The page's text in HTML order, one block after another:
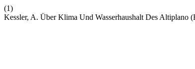
(1)
Kessler, A. Über Klima Und Wasserhaushalt Des Altiplano